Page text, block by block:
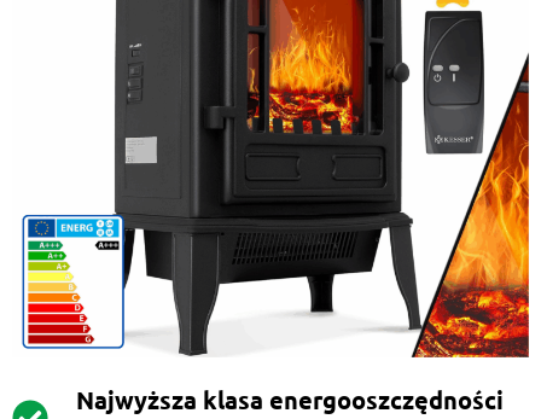
Najwyższa klasa energooszczędności